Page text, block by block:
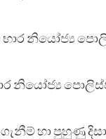
භාර නියෝජ්‍ය
නියෝජ්‍ය
හා පුහුණු